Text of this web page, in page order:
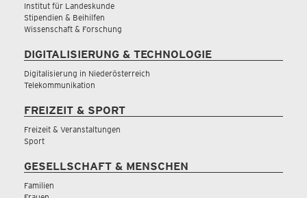
Institut für Landeskunde
Stipendien & Beihilfen
Wissenschaft & Forschung
DIGITALISIERUNG & TECHNOLOGIE
Digitalisierung in Niederösterreich
Telekommunikation
FREIZEIT & SPORT
Freizeit & Veranstaltungen
Sport
GESELLSCHAFT & MENSCHEN
Familien